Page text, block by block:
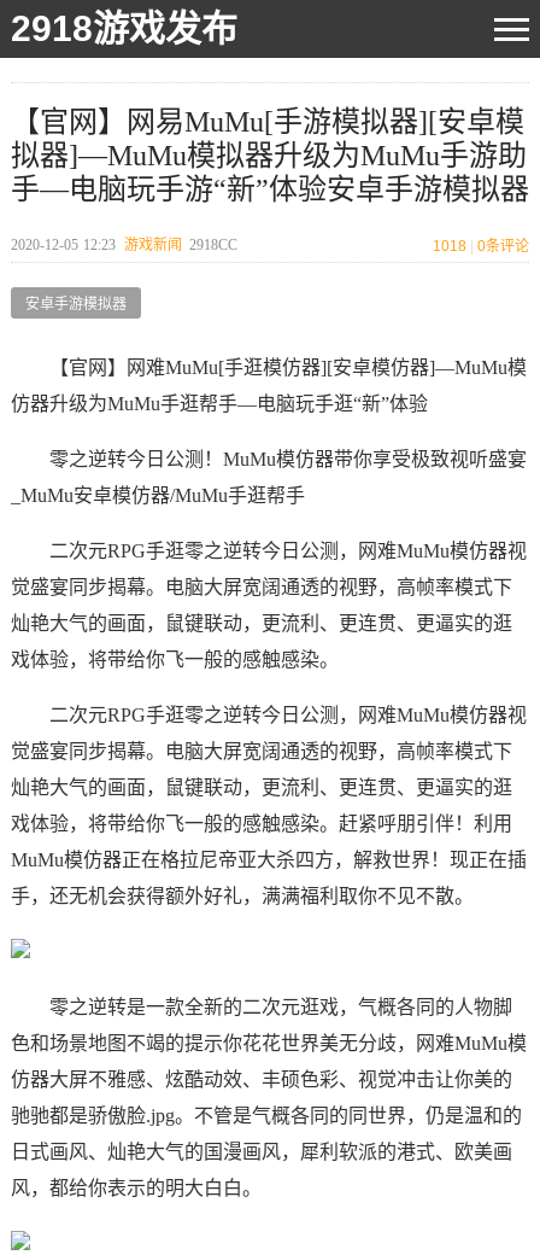
2918游戏发布
【官网】网易MuMu[手游模拟器][安卓模
拟器]—MuMu模拟器升级为MuMu手游助
手—电脑玩手游“新”体验安卓手游模拟器
2020-12-05 12:23 游戏新闻 2918CC 1018 0条评论
安卓手游模拟器
【官网】网难MuMu[手逛模仿器][安卓模仿器]—MuMu模
仿器升级为MuMu手逛帮手—电脑玩手逛“新”体验
零之逆转今日公测！MuMu模仿器带你享受极致视听盛宴
_MuMu安卓模仿器/MuMu手逛帮手
二次元RPG手逛零之逆转今日公测，网难MuMu模仿器视
觉盛宴同步揭幕。电脑大屏宽阔通透的视野，高帧率模式下
灿艳大气的画面，鼠键联动，更流利、更连贯、更逼实的逛
戏体验，将带给你飞一般的感触感染。
二次元RPG手逛零之逆转今日公测，网难MuMu模仿器视
觉盛宴同步揭幕。电脑大屏宽阔通透的视野，高帧率模式下
灿艳大气的画面，鼠键联动，更流利、更连贯、更逼实的逛
戏体验，将带给你飞一般的感触感染。赶紧呼朋引伴！利用
MuMu模仿器正在格拉尼帝亚大杀四方，解救世界！现正在插
手，还无机会获得额外好礼，满满福利取你不见不散。
零之逆转是一款全新的二次元逛戏，气概各同的人物脚
色和场景地图不竭的提示你花花世界美无分歧，网难MuMu模
仿器大屏不雅感、炫酷动效、丰硕色彩、视觉冲击让你美的
驰驰都是骄傲脸.jpg。不管是气概各同的同世界，仍是温和的
日式画风、灿艳大气的国漫画风，犀利软派的港式、欧美画
风，都给你表示的明大白白。